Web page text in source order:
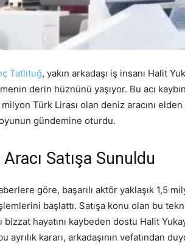
Tatlıtuğ, yakın arkadaşı iş insanı Halit
derin hüznünü yaşıyor. Bu acı
Türk Lirası olan deniz aracını elden
gündemine oturdu.
Satışa Sunuldu
göre, başarılı aktör yaklaşık 1,5
başlattı. Satışa konu olan bu
bizzat hayatını kaybeden dostu Halit
ayrılık kararı, arkadaşının vefatından